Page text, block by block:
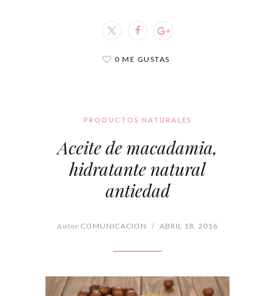
0 ME GUSTAS
PRODUCTOS NATURALES
Aceite de macadamia,
hidratante natural
antiedad
Autor COMUNICACION / ABRIL 18, 2016